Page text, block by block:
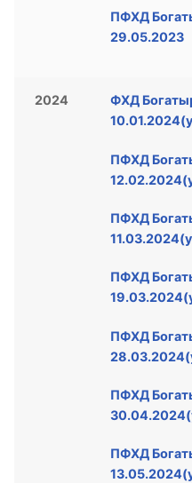
ПФХД
29.05.2023
2024
ФХД
ПФХД
ПФХД
ПФХД
ПФХД
ПФХД
ПФХД